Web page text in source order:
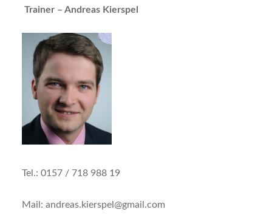
Trainer – Andreas Kierspel
Tel.: 0157 / 718 988 19
Mail: andreas.kierspel@gmail.com